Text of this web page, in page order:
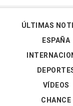
ÚLTIMAS
ESPAÑA
VÍDEOS
CHANCE